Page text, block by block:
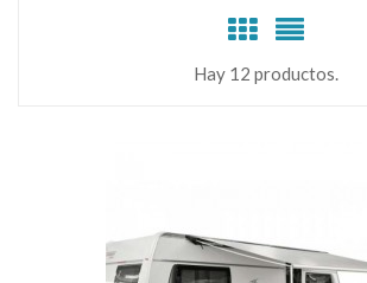
Hay 12 productos.